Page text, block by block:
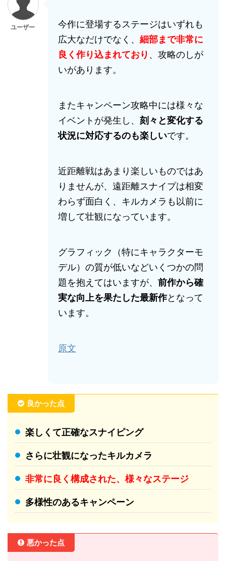
ユーザー
今作に登場するステージはいずれも
広大なだけでなく、 細部まで非常に
良く作り込まれており 、攻略のしが
いがあります。
またキャンペーン攻略中には様々な
イベントが発生し、 刻々と変化する
状況に対応するのも楽しいです。
近距離戦はあまり楽しいものではあ
りませんが、遠距離スナイプは相変
わらず面白く、キルカメラも以前に
増して壮観になっています。
グラフィック（特にキャラクターモ
デル）の質が低いなどいくつかの問
題を抱えてはいますが、 前作から確
実な向上を果たした最新作となって
います。
原文
良かった点
楽しくて正確なスナイピング
さらに壮観になったキルカメラ
非常に良く構成された、様々なステージ
多様性のあるキャンペーン
悪かった点